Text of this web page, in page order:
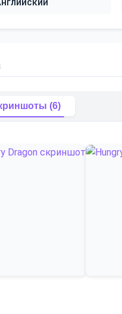
(6)